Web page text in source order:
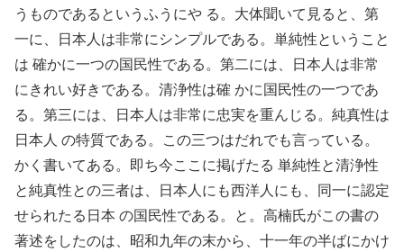
うものであるというふうにや る。大体聞いて見ると、第
一に、日本人は非常にシンプルである。単純性ということ
は 確かに一つの国民性である。第二には、日本人は非常
にきれい好きである。清浄性は確 かに国民性の一つであ
る。第三には、日本人は非常に忠実を重んじる。純真性は
日本人 の特質である。この三つはだれでも言っている。
かく書いてある。即ち今ここに掲げたる 単純性と清浄性
と純真性との三者は、日本人にも西洋人にも、同一に認定
せられたる日本 の国民性である。と。高楠氏がこの書の
著述をしたのは、昭和九年の末から、十一年の半ばにかけ